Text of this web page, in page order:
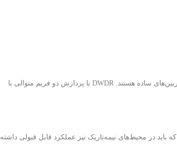
صحنه‌هایی مانند ورودی ساختمان که همزمان نور شدید آفتاب از پشت و سایه جلو دارند، چالش اصلی دوربین‌های ساده هستند. DWDR با پردازش دو فریم متوالی با
کاهش نویز در شرایط نور کم بدون blur شدن لبه‌های تصویر — ویژگی حیاتی برای دوربین‌های Full-color که باید در محیط‌های نیمه‌تاریک نیز عملکرد قابل قبولی داشته